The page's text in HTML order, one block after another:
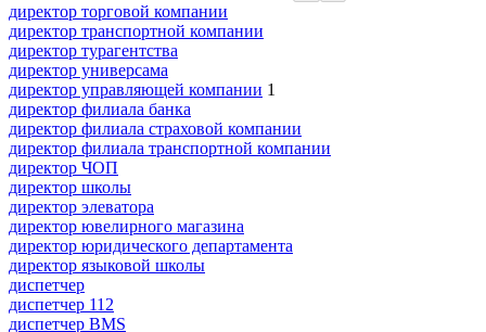
директор торговой компании
директор транспортной компании
директор турагентства
директор универсама
директор управляющей компании 1
директор филиала банка
директор филиала страховой компании
директор филиала транспортной компании
директор ЧОП
директор школы
директор элеватора
директор ювелирного магазина
директор юридического департамента
директор языковой школы
диспетчер
диспетчер 112
диспетчер BMS